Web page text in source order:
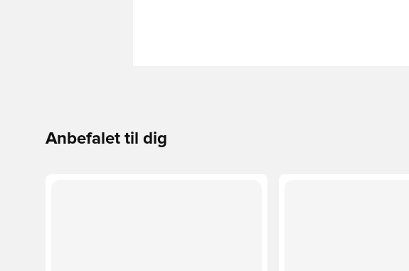
Anbefalet til dig